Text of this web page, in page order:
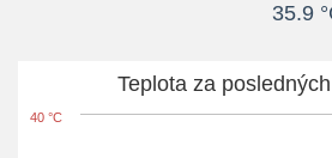
35.9
Teplota za
40 °C